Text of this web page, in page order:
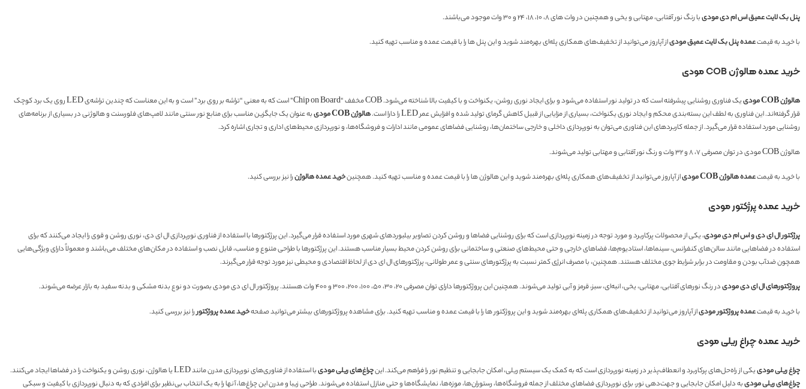
پنل بک لایت عمیق اس ام دی مودیبا رنگ نور آفتابی، مهتابی و یخی و همچنین در وات های ۸، ۱۰، ۱۸، ۲۴ و ۳۰ وات موجود می‌باشند.
با خرید به قیمتعمده پنل بک لایت عمیق مودیاز آپاروز می‌توانید از تخفیف‌های همکاری پله‌ای بهره‌مند شوید و این پنل ها را با قیمت عمده و مناسب تهیه کنید.
خرید عمده هالوژن COB مودی
هالوژن COB مودی
یک فناوری روشنایی پیشرفته است که در تولید نور استفاده می‌شود و برای ایجاد نوری روشن، یکنواخت و با کیفیت بالا شناخته می‌شود. COB مخفف “Chip on Board” است که به معنی “تراشه بر روی برد” است و به این معناست که چندین تراشه‌ی LED روی یک برد کوچک
قرار گرفته‌اند. این فناوری به لطف این بسته‌بندی محکم و ایجاد نوری یکنواخت، بسیاری از مزایایی از قبیل کاهش گرمای تولید شده و افزایش عمر LED را دارا است.
هالوژن COB مودی
به عنوان یک جایگزین مناسب برای منابع نور سنتی مانند لامپ‌های فلورسنت و هالوژنی در بسیاری از برنامه‌های
روشنایی مورد استفاده قرار می‌گیرد. از جمله کاربردهای این فناوری می‌توان به نورپردازی داخلی و خارجی ساختمان‌ها، روشنایی فضاهای عمومی مانند ادارات و فروشگاه‌ها، و نورپردازی محیط‌های اداری و تجاری اشاره کرد.
هالوژن COB مودی در توان مصرفی ۷، ۸ و ۳۲ وات و رنگ نور آفتابی و مهتابی تولید می‌شوند.
با خرید به قیمتعمده هالوژن COB مودی از آپاروز می‌توانید از تخفیف‌های همکاری پله‌ای بهره‌مند شوید و این هالوژن ها را با قیمت عمده و مناسب تهیه کنید. همچنینخرید عمده هالوژنرا نیز بررسی کنید.
خرید عمده پرژکتور مودی
پرژکتور ال ای دی و اس ام دی مودی، یکی از محصولات پرکاربرد و مورد توجه در زمینه نورپردازی است که برای روشنایی فضاها و روشن کردن تصاویر بیلبوردهای شهری مورد استفاده قرار می‌گیرد. این پرژکتورها با استفاده از فناوری نورپردازی ال ای دی، نوری روشن و قوی را ایجاد می‌کنند که برای
استفاده در فضاهایی مانند سالن‌های کنفرانس، سینماها، استادیوم‌ها، فضاهای خارجی و حتی محیط‌های صنعتی و ساختمانی برای روشن کردن محیط بسیار مناسب هستند. این پرژکتورها با طراحی متنوع و مناسب، قابل نصب و استفاده در مکان‌های مختلف می‌باشند و معمولاً دارای ویژگی‌هایی
همچون ضدآب بودن و مقاومت در برابر شرایط جوی مختلف هستند. همچنین، با مصرف انرژی کمتر نسبت به پرژکتورهای سنتی و عمر طولانی، پرژکتورهای ال ای دی از لحاظ اقتصادی و محیطی نیز مورد توجه قرار می‌گیرند.
پروژکتورهای ال ای دی مودیدر رنگ نورهای آفتابی، مهتابی، یخی، انبه‌ای، سبز، قرمز و آبی تولید می‌شوند. همچنین این پروژکتورها دارای توان مصرفی ۲۰، ۳۰، ۵۰، ۱۰۰، ۲۰۰، ۳۰۰ و ۴۰۰ وات هستند. پروژکتور ال ای دی مودی بصورت دو نوع بدنه مشکی و بدنه سفید به بازار عرضه می‌شوند.
با خرید به قیمتعمده پروژکتور مودیاز آپاروز می‌توانید از تخفیف‌های همکاری پله‌ای بهره‌مند شوید و این پروژکتور ها را با قیمت عمده و مناسب تهیه کنید. برای مشاهده پروژکتورهای بیشتر می‌توانید صفحهخرید عمده پروژکتوررا نیز بررسی کنید.
خرید عمده چراغ ریلی مودی
چراغ ریلی مودییکی از راه‌حل‌های پرکاربرد و انعطاف‌پذیر در زمینه نورپردازی است که به کمک یک سیستم ریلی، امکان جابجایی و تنظیم نور را فراهم می‌کند. اینچراغ‌های ریلی مودیبا استفاده از فناوری‌های نورپردازی مدرن مانند LED یا هالوژن، نوری روشن و یکنواخت را در فضاها ایجاد می‌کنند.
چراغ‌های ریلی مودیبه دلیل امکان جابجایی و جهت‌دهی نور، برای نورپردازی فضاهای مختلف از جمله فروشگاه‌ها، رستوران‌ها، موزه‌ها، نمایشگاه‌ها و حتی منازل استفاده می‌شوند. طراحی زیبا و مدرن این چراغ‌ها، آنها را به یک انتخاب بی‌نظیر برای افرادی که به دنبال نورپردازی با کیفیت و سبکی